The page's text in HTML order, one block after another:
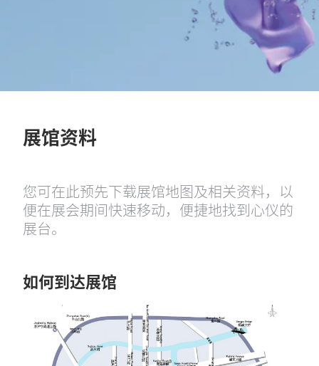
展馆资料
您可在此预先下载展馆地图及相关资料，以
便在展会期间快速移动，便捷地找到心仪的
展台。
如何到达展馆